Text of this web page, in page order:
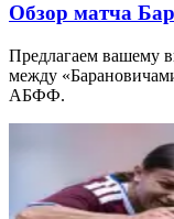
Обзор матча
Предлагаем вашему
между
АБФФ.